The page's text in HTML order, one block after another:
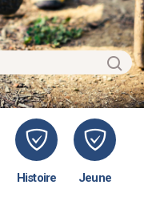
Histoire Jeune